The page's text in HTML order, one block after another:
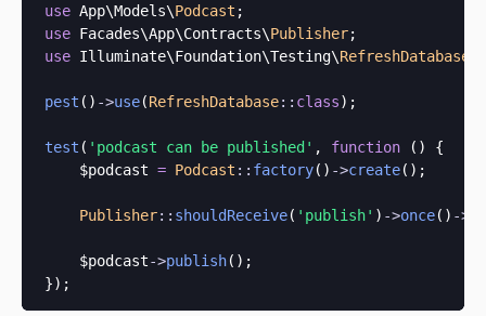
use App\Models\Podcast
use Facades\App\Contracts\Publisher
use Illuminate\Foundation\Testing\RefreshDatabase
pest () ->use(RefreshDatabase:: class);
test ( 'podcast can be published' , function () {
    $podcast
= Podcast :: factory() ->create();
Publisher:: shouldReceive( 'publish' ) ->once() ->
    $podcast
->publish();